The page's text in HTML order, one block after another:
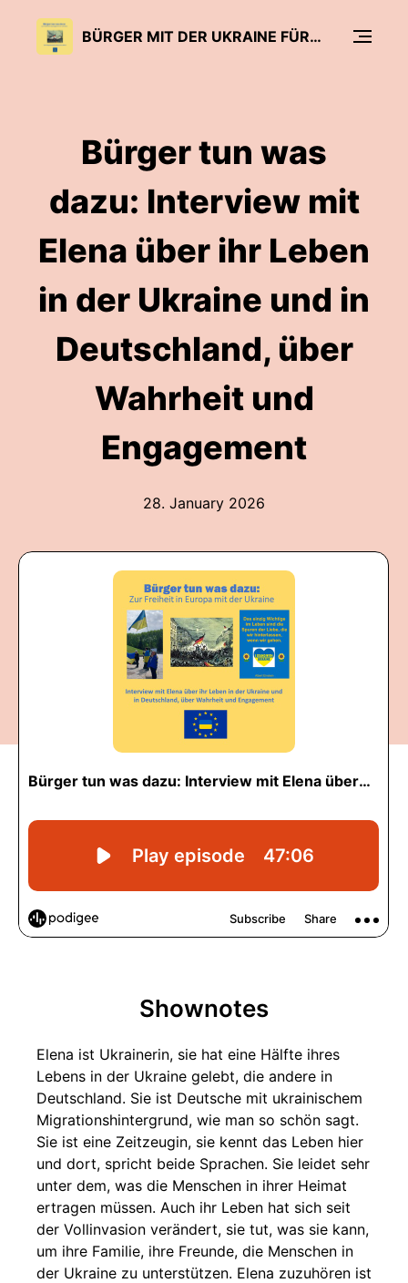
BÜRGER MIT DER UKRAINE FÜR EIN FREIES EUROPA
Bürger tun was
dazu: Interview mit
Elena über ihr Leben
in der Ukraine und in
Deutschland, über
Wahrheit und
Engagement
28. January 2026
Shownotes
Elena ist Ukrainerin, sie hat eine Hälfte ihres
Lebens in der Ukraine gelebt, die andere in
Deutschland. Sie ist Deutsche mit ukrainischem
Migrationshintergrund, wie man so schön sagt.
Sie ist eine Zeitzeugin, sie kennt das Leben hier
und dort, spricht beide Sprachen. Sie leidet sehr
unter dem, was die Menschen in ihrer Heimat
ertragen müssen. Auch ihr Leben hat sich seit
der Vollinvasion verändert, sie tut, was sie kann,
um ihre Familie, ihre Freunde, die Menschen in
der Ukraine zu unterstützen. Elena zuzuhören ist